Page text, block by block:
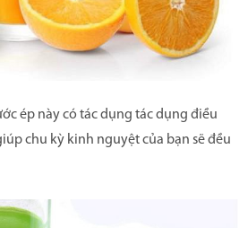
ép này có tác dụng tác dụng điều
chu kỳ kinh nguyệt của bạn sẽ đều